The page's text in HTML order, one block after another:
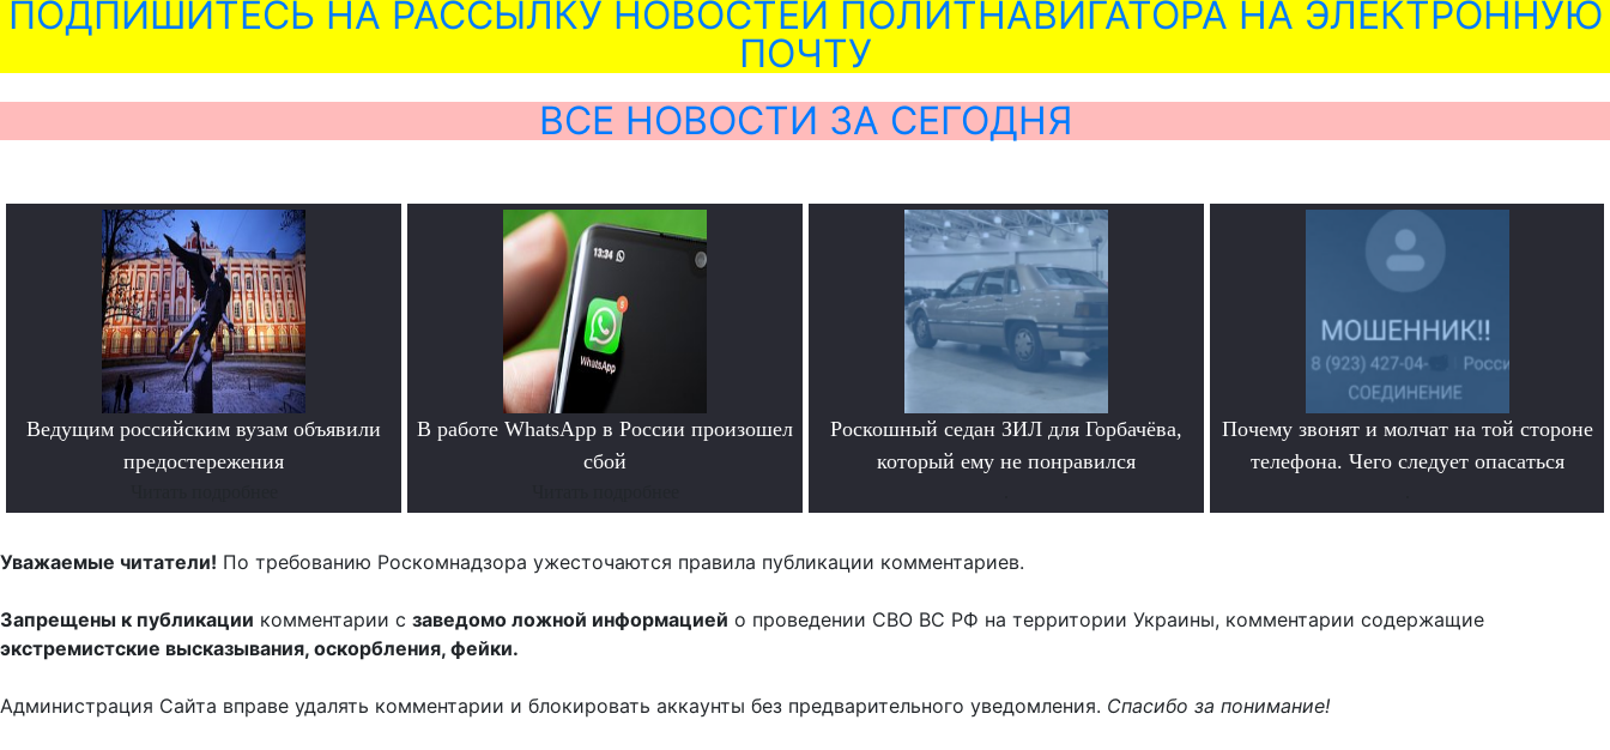
ПОДПИШИТЕСЬ НА РАССЫЛКУ НОВОСТЕЙ ПОЛИТНАВИГАТОРА НА ЭЛЕКТРОННУЮ
ПОЧТУ
ВСЕ НОВОСТИ ЗА СЕГОДНЯ
Ведущим российским вузам объявили
предостережения
В работе WhatsApp в России произошел
сбой
Роскошный седан ЗИЛ для Горбачёва,
который ему не понравился
Почему звонят и молчат на той стороне
телефона. Чего следует опасаться
Уважаемые читатели! По требованию Роскомнадзора ужесточаются правила публикации комментариев.
Запрещены к публикации комментарии с заведомо ложной информацией о проведении СВО ВС РФ на территории Украины, комментарии содержащие
экстремистские высказывания, оскорбления, фейки.
Администрация Сайта вправе удалять комментарии и блокировать аккаунты без предварительного уведомления. Спасибо за понимание!